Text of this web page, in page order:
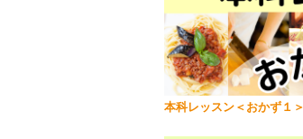
本科レッスン＜おかず１＞